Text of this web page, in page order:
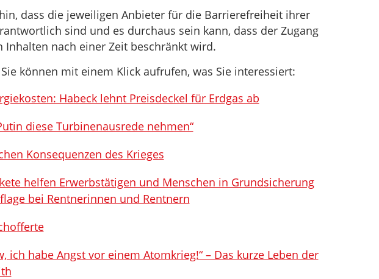
dass die jeweiligen Anbieter für die Barrierefreiheit ihrer
sind und es durchaus sein kann, dass der Zugang
Inhalten nach einer Zeit beschränkt wird.
können mit einem Klick aufrufen, was Sie interessiert:
Habeck lehnt Preisdeckel für Erdgas ab
diese Turbinenausrede nehmen“
Konsequenzen des Krieges
helfen Erwerbstätigen und Menschen in Grundsicherung
bei Rentnerinnen und Rentnern
ich habe Angst vor einem Atomkrieg!“ – Das kurze Leben der